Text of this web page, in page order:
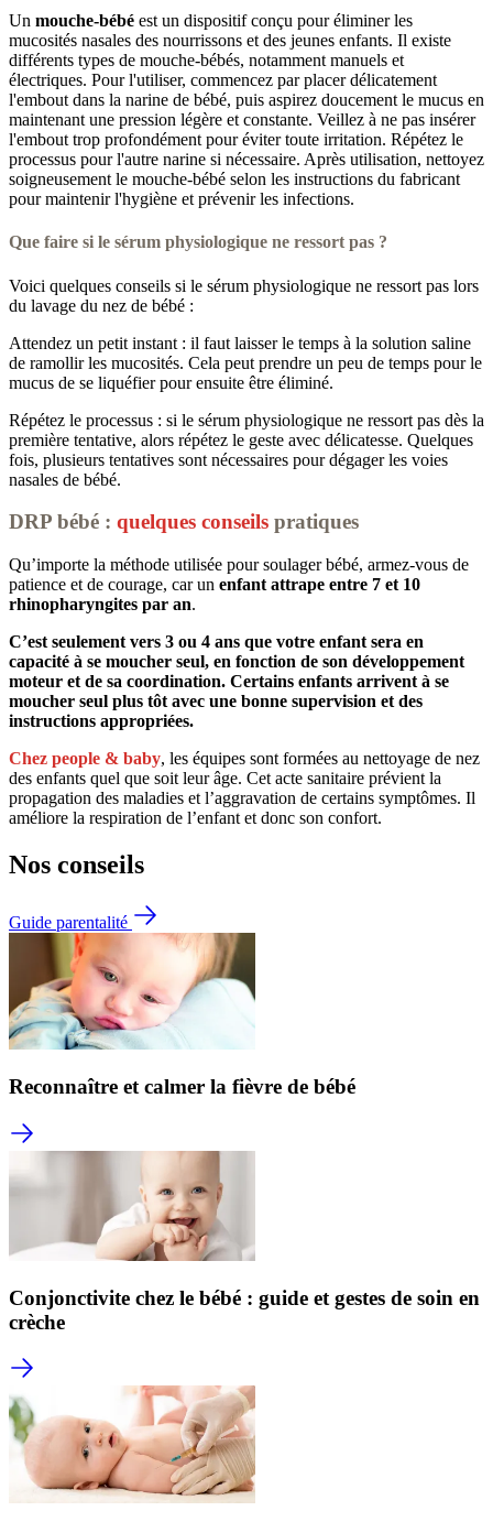
Un mouche-bébé est un dispositif conçu pour éliminer les
mucosités nasales des nourrissons et des jeunes enfants. Il existe
différents types de mouche-bébés, notamment manuels et
électriques. Pour l'utiliser, commencez par placer délicatement
l'embout dans la narine de bébé, puis aspirez doucement le mucus en
maintenant une pression légère et constante. Veillez à ne pas insérer
l'embout trop profondément pour éviter toute irritation. Répétez le
processus pour l'autre narine si nécessaire. Après utilisation, nettoyez
soigneusement le mouche-bébé selon les instructions du fabricant
pour maintenir l'hygiène et prévenir les infections.
Que faire si le sérum physiologique ne ressort pas ?
Voici quelques conseils si le sérum physiologique ne ressort pas lors
du lavage du nez de bébé :
Attendez un petit instant : il faut laisser le temps à la solution saline
de ramollir les mucosités. Cela peut prendre un peu de temps pour le
mucus de se liquéfier pour ensuite être éliminé.
Répétez le processus : si le sérum physiologique ne ressort pas dès la
première tentative, alors répétez le geste avec délicatesse. Quelques
fois, plusieurs tentatives sont nécessaires pour dégager les voies
nasales de bébé.
DRP bébé : quelques conseils pratiques
Qu’importe la méthode utilisée pour soulager bébé, armez-vous de
patience et de courage, car un enfant attrape entre 7 et 10
rhinopharyngites par an.
C’est seulement vers 3 ou 4 ans que votre enfant sera en
capacité à se moucher seul, en fonction de son développement
moteur et de sa coordination. Certains enfants arrivent à se
moucher seul plus tôt avec une bonne supervision et des
instructions appropriées.
Chez people & baby, les équipes sont formées au nettoyage de nez
des enfants quel que soit leur âge. Cet acte sanitaire prévient la
propagation des maladies et l’aggravation de certains symptômes. Il
améliore la respiration de l’enfant et donc son confort.
Nos conseils
Guide parentalité
Reconnaître et calmer la fièvre de bébé
Conjonctivite chez le bébé : guide et gestes de soin en
crèche